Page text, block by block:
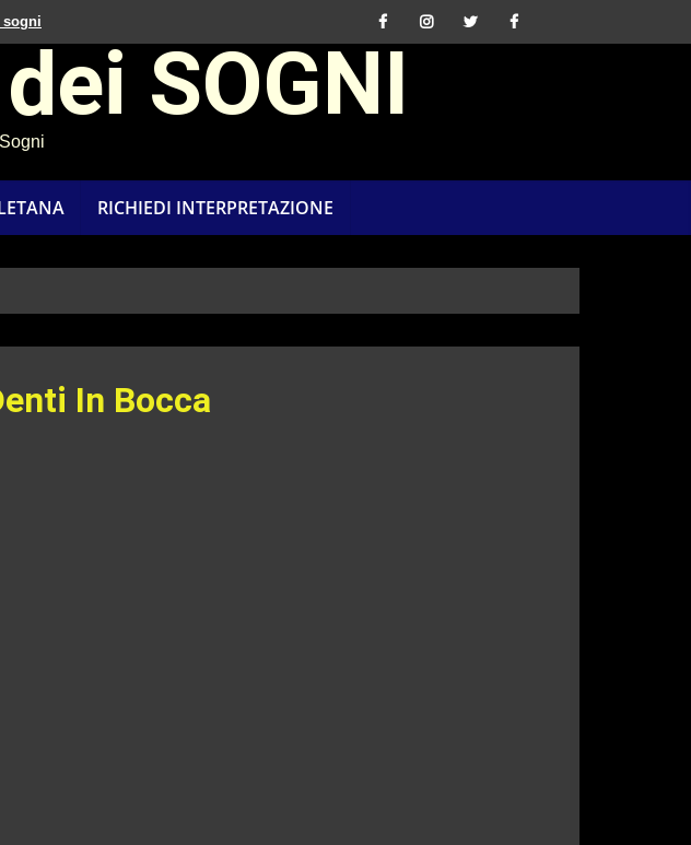
sogni
SOGNI
RICHIEDI INTERPRETAZIONE
In Bocca